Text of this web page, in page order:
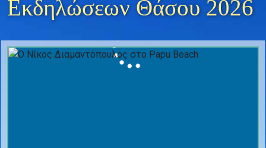
Εκδηλώσεων Θάσου 2026